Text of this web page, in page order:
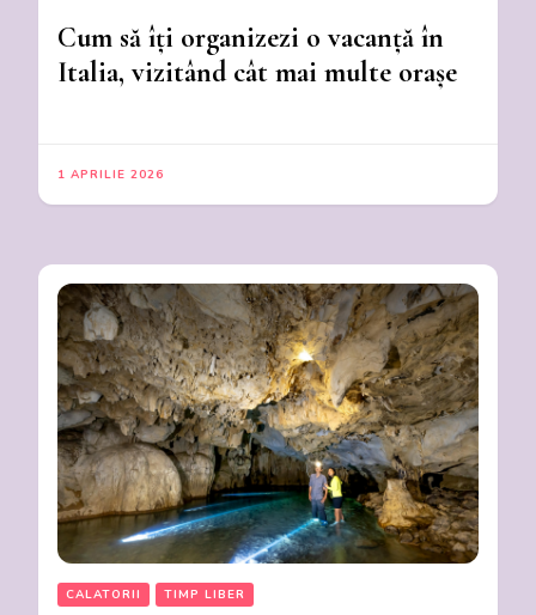
Cum să îți organizezi o vacanță în
Italia, vizitând cât mai multe orașe
1 APRILIE 2026
CALATORII TIMP LIBER